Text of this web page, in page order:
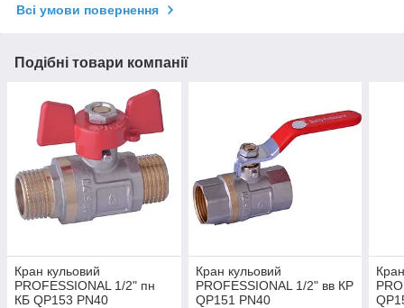
Всі умови повернення
Подібні товари компанії
Кран кульовий
PROFESSIONAL 1/2" пн
КБ QP153 PN40
Кран кульовий
PROFESSIONAL 1/2" вв КР
QP151 PN40